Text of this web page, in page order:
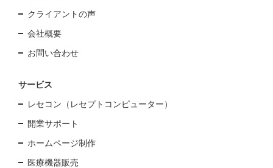
クライアントの声
会社概要
お問い合わせ
サービス
レセコン（レセプトコンピューター）
開業サポート
ホームページ制作
医療機器販売